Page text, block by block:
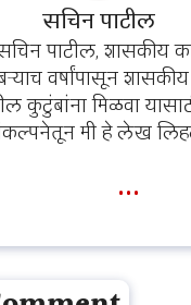
सचिन पाटील
पाटील, शासकीय
वर्षांपासून
कुटुंबांना मिळवा
मी हे लेख
...